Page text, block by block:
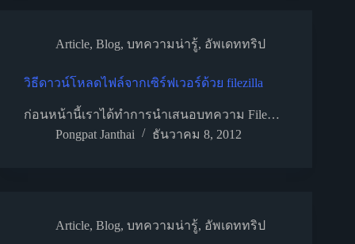
Article, Blog, บทความน่ารู้, อัพเดททริป
วิธีดาวน์โหลดไฟล์จากเซิร์ฟเวอร์ด้วย filezilla
ก่อนหน้านี้เราได้ทำการนำเสนอบทความ File…
Pongpat Janthai
ธันวาคม 8, 2012
Article, Blog, บทความน่ารู้, อัพเดททริป